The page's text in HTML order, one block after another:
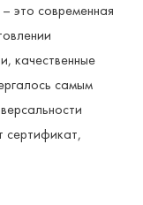
это современная
качественные
самым
сертификат,